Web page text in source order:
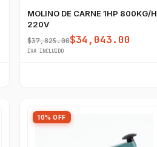
MOLINO DE CARNE 1HP 800KG/H
220V
$37,825.00$34,043.00
IVA INCLUIDO
10% OFF